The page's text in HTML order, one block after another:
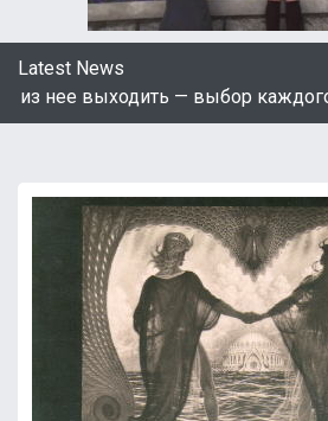
Latest News
выходить — выбор каждого из